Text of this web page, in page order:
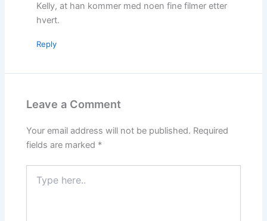
Kelly, at han kommer med noen fine filmer etter
hvert.
Reply
Leave a Comment
Your email address will not be published. Required
fields are marked *
here..